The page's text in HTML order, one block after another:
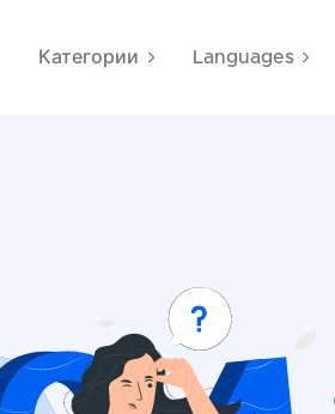
Категории Languages